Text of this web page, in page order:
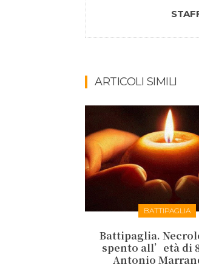
ARTICOLI SIMILI
BATTIPAGLIA
Battipaglia.
spento all’età di
Antonio